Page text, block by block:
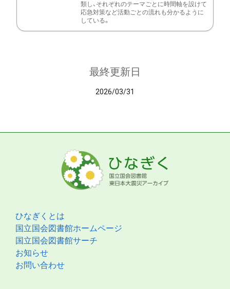
類し、それぞれのテーマごとに時間軸を設けて
応急対策など活動ごとの流れも分かるように
している。
最終更新日
2026/03/31
ひなぎくとは
国立国会図書館ホームページ
国立国会図書館サーチ
お知らせ
お問い合わせ